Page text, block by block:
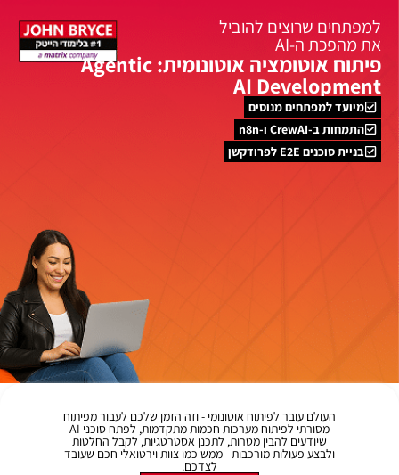
למפתחים שרוצים להוביל
את מהפכת ה-AI
פיתוח אוטומציה אוטונומית: Agentic
AI Development
מיועד למפתחים מנוסים
התמחות ב-CrewAI ו-n8n
בניית סוכנים E2E לפרודקשן
העולם עובר לפיתוח אוטונומי - וזה הזמן שלכם לעבור מפיתוח
מסורתי לפיתוח מערכות חכמות מתקדמות, לפתח סוכני AI
שיודעים להבין מטרות, לתכנן אסטרטגיות, לקבל החלטות
ולבצע פעולות מורכבות - ממש כמו צוות וירטואלי חכם שעובד
לצדכם.